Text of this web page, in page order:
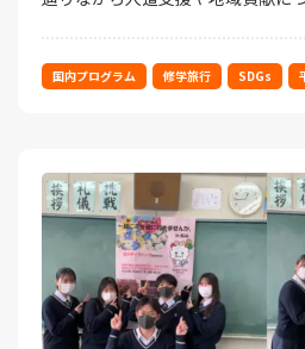
国内プログラム 修学旅行 SDGs